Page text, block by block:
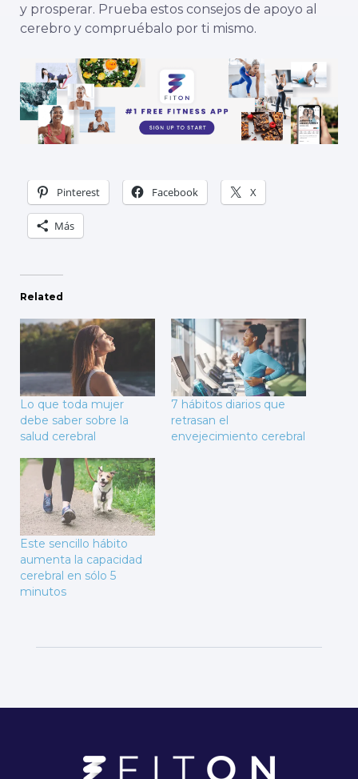
y prosperar. Prueba estos consejos de apoyo al
cerebro y compruébalo por ti mismo.
Pinterest Facebook X
Más
Related
Lo que toda mujer
debe saber sobre la
salud cerebral
7 hábitos diarios que
retrasan el
envejecimiento cerebral
Este sencillo hábito
aumenta la capacidad
cerebral en sólo 5
minutos